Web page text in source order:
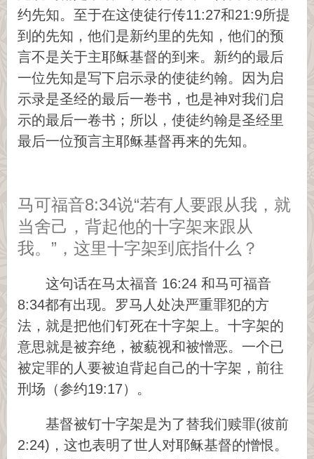
约先知。至于在这使徒行传11:27和21:9所提
到的先知，他们是新约里的先知，他们的预
言不是关于主耶稣基督的到来。新约的最后
一位先知是写下启示录的使徒约翰。因为启
示录是圣经的最后一卷书，也是神对我们启
示的最后一卷书；所以，使徒约翰是圣经里
最后一位预言主耶稣基督再来的先知。
马可福音8:34说“若有人要跟从我，就
当舍己，背起他的十字架来跟从
我。”，这里十字架到底指什么？
这句话在马太福音 16:24 和马可福音
8:34都有出现。罗马人处决严重罪犯的方
法，就是把他们钉死在十字架上。十字架的
意思就是被弃绝，被藐视和被憎恶。一个已
被定罪的人要被迫背起自己的十字架，前往
刑场（参约19:17）。
基督被钉十字架是为了替我们赎罪(彼前
2:24)，这也表明了世人对耶稣基督的憎恨。